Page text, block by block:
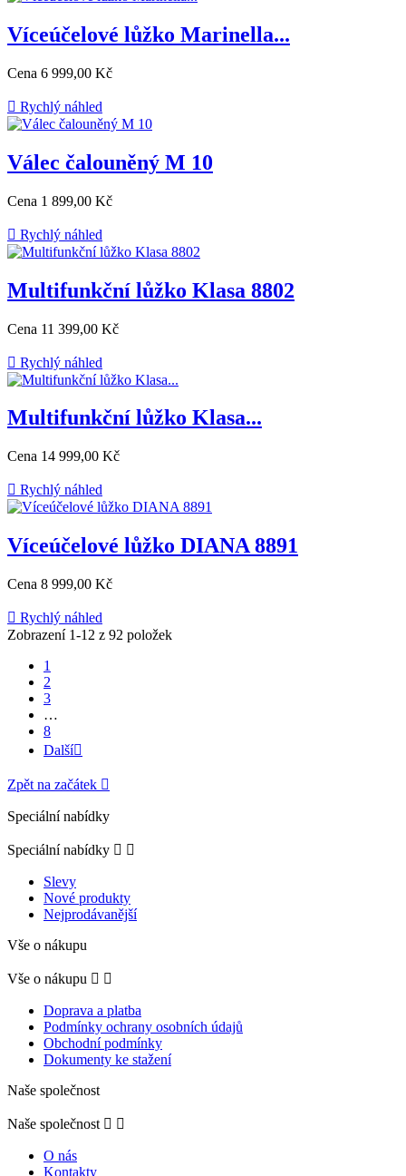
Víceúčelové lůžko Marinella...
Cena 6 999,00 Kč
 Rychlý náhled
Válec čalouněný M 10
Cena 1 899,00 Kč
 Rychlý náhled
Multifunkční lůžko Klasa 8802
Cena 11 399,00 Kč
 Rychlý náhled
Multifunkční lůžko Klasa...
Cena 14 999,00 Kč
 Rychlý náhled
Víceúčelové lůžko DIANA 8891
Cena 8 999,00 Kč
 Rychlý náhled
Zobrazení 1-12 z 92 položek
1
2
3
…
8
Další
Zpět na začátek 
Speciální nabídky
Speciální nabídky  
Slevy
Nové produkty
Nejprodávanější
Vše o nákupu
Vše o nákupu  
Doprava a platba
Podmínky ochrany osobních údajů
Obchodní podmínky
Dokumenty ke stažení
Naše společnost
Naše společnost  
O nás
Kontakty